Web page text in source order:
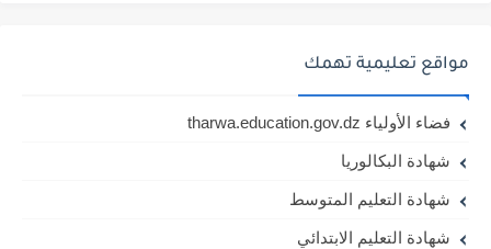
مواقع تعليمية تهمك
فضاء الأولياء tharwa.education.gov.dz
شهادة البكالوريا
شهادة التعليم المتوسط
شهادة التعليم الابتدائي